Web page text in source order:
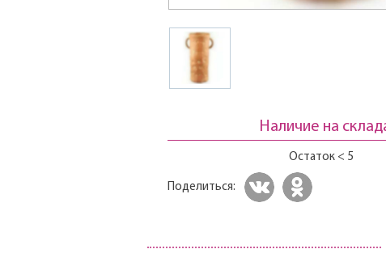
Наличие на
Остаток < 5
Поделиться: